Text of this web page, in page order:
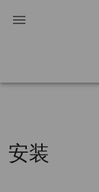
安装